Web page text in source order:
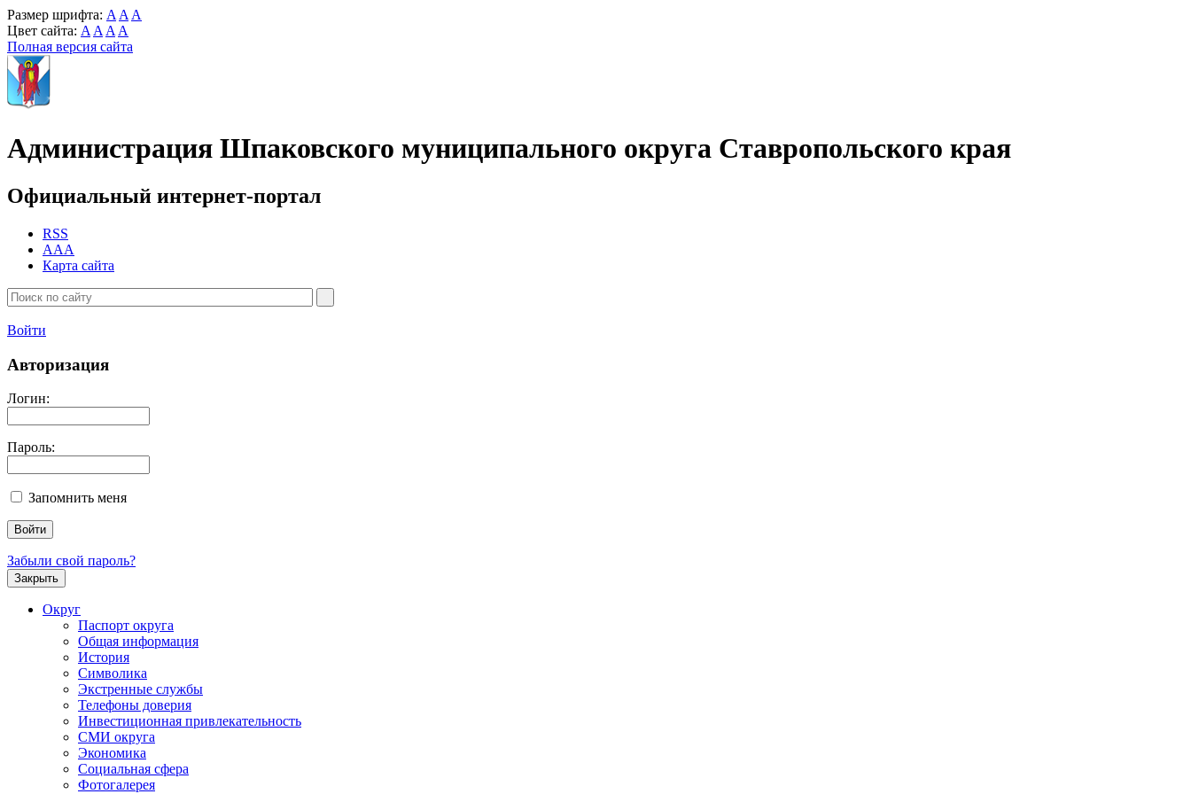
Размер шрифта: A A A
Цвет сайта: A A A A
Полная версия сайта
Администрация Шпаковского муниципального округа Ставропольского края
Официальный интернет-портал
RSS
AAA
Карта сайта
Войти
Авторизация
Логин:
Пароль:
Запомнить меня
Забыли свой пароль?
Закрыть
Округ
Паспорт округа
Общая информация
История
Символика
Экстренные службы
Телефоны доверия
Инвестиционная привлекательность
СМИ округа
Экономика
Социальная сфера
Фотогалерея